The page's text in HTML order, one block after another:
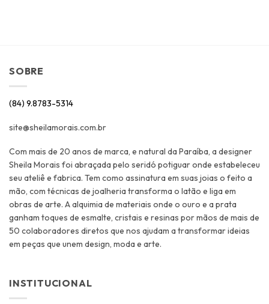
SOBRE
(84) 9.8783-5314
site@sheilamorais.com.br
Com mais de 20 anos de marca, e natural da Paraíba, a designer
Sheila Morais foi abraçada pelo seridó potiguar onde estabeleceu
seu ateliê e fabrica. Tem como assinatura em suas joias o feito a
mão, com técnicas de joalheria transforma o latão e liga em
obras de arte. A alquimia de materiais onde o ouro e a prata
ganham toques de esmalte, cristais e resinas por mãos de mais de
50 colaboradores diretos que nos ajudam a transformar ideias
em peças que unem design, moda e arte.
INSTITUCIONAL